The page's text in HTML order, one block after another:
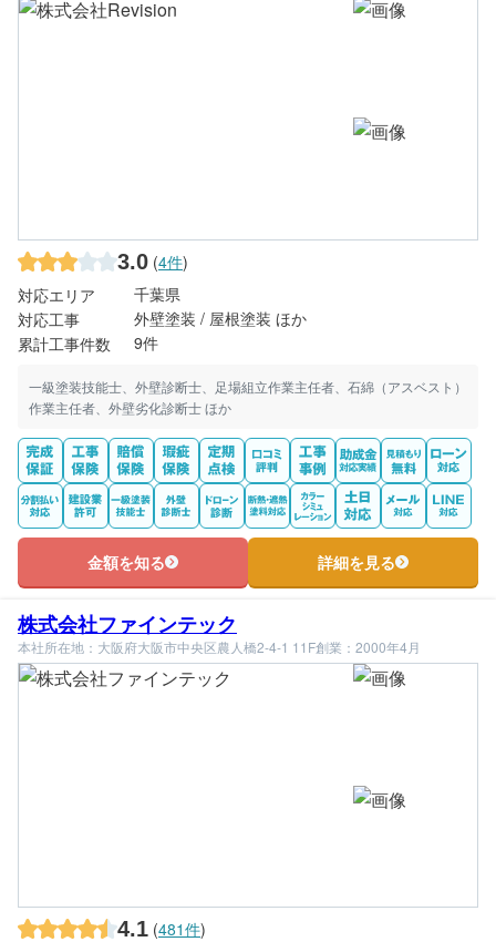
3.0 (4件)
対応エリア
千葉県
対応工事
外壁塗装 / 屋根塗装 ほか
累計工事件数
9件
一級塗装技能士、外壁診断士、足場組立作業主任者、石綿（アスベスト）
作業主任者、外壁劣化診断士 ほか
金額を知る 詳細を見る
株式会社ファインテック
本社所在地：大阪府大阪市中央区農人橋2-4-1 11F創業：2000年4月
4.1 (481件)